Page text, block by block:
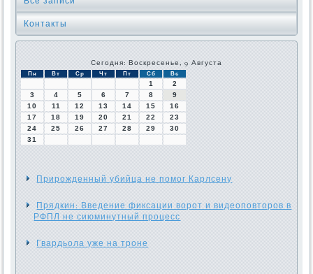
Контакты
Сегодня: Воскресенье, 9 Августа
Пн Вт Ср Чт Пт Сб Вс
1
2
3
4 5 6 7 8
9
10
11 12 13 14 15
16
17
18 19 20 21 22
23
24
25 26 27 28 29
30
31
Прирожденный убийца не помог Карлсену
Прядкин: Введение фиксации ворот и видеоповторов в
РФПЛ не сиюминутный процесс
Гвардьола уже на троне